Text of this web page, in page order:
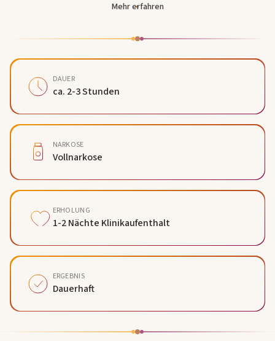
Mehr erfahren
DAUER
ca. 2-3 Stunden
NARKOSE
Vollnarkose
ERHOLUNG
1-2 Nächte Klinikaufenthalt
ERGEBNIS
Dauerhaft